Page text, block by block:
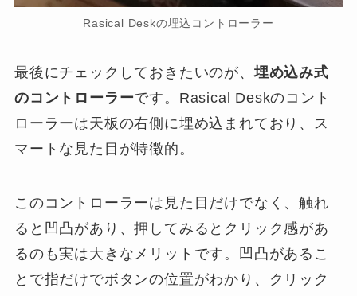
Rasical Deskの埋込コントローラー
最後にチェックしておきたいのが、埋め込み式
のコントローラーです。Rasical Deskのコント
ローラーは天板の右側に埋め込まれており、ス
マートな見た目が特徴的。
このコントローラーは見た目だけでなく、触れ
ると凹凸があり、押してみるとクリック感があ
るのも実は大きなメリットです。凹凸があるこ
とで指だけでボタンの位置がわかり、クリック